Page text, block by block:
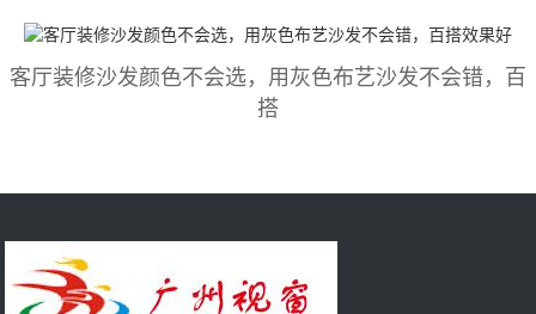
客厅装修沙发颜色不会选，用灰色布艺沙发不会错，百
搭